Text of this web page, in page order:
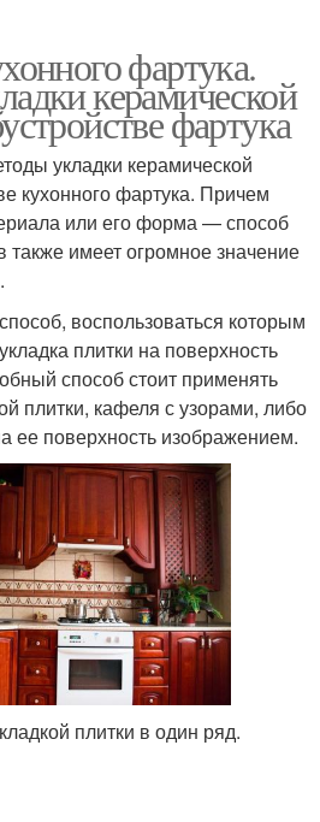
фартука.
керамической
фартука
укладки керамической
кухонного фартука. Причем
или его форма — способ
имеет огромное значение
воспользоваться которым
плитки на поверхность
способ стоит применять
плитки, кафеля с узорами, либо
ее поверхность изображением.
плитки в один ряд.